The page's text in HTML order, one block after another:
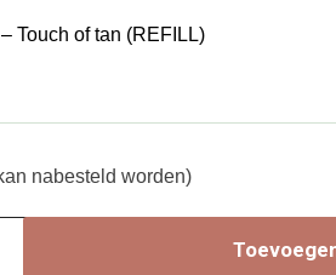
Touch of tan (REFILL)
nabesteld worden)